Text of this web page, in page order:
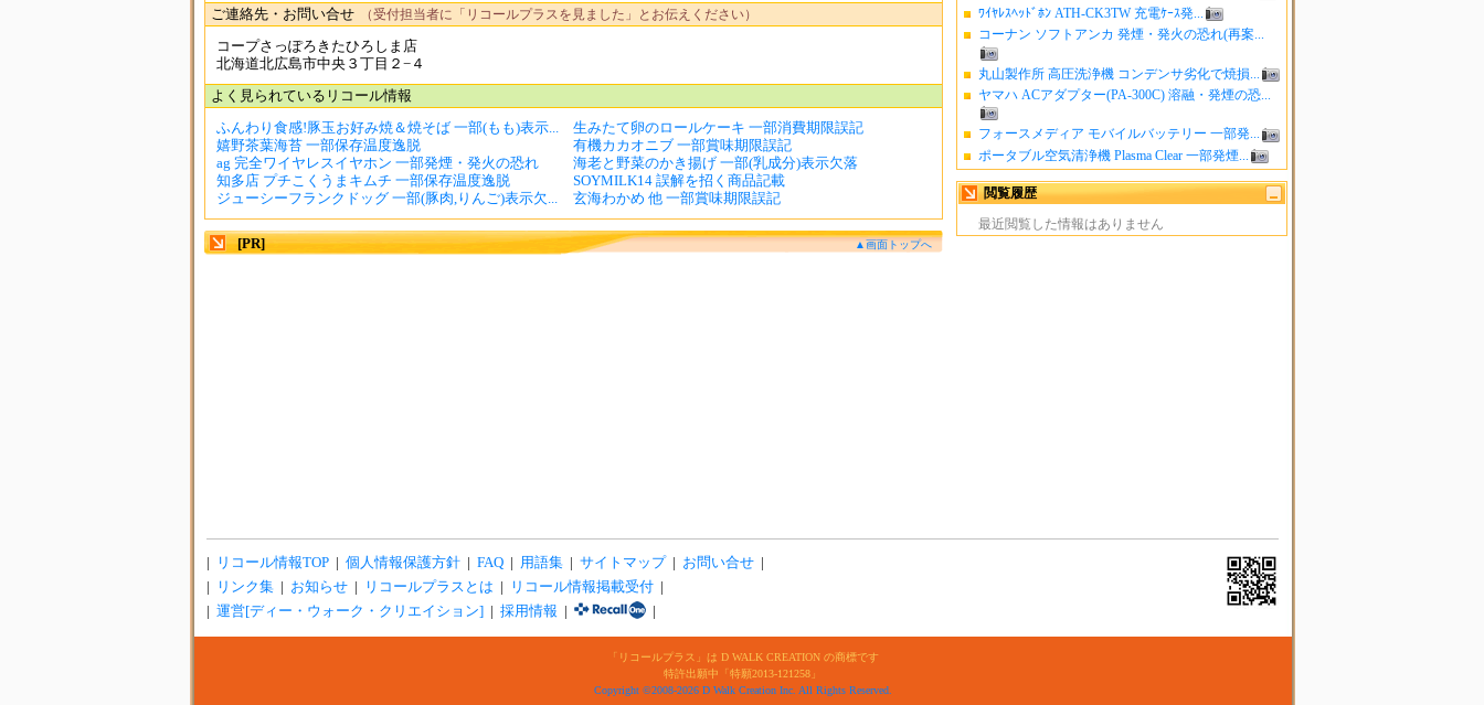
ﾜｲﾔﾚｽﾍｯﾄﾞﾎﾝ ATH-CK3TW 充電ｹｰｽ発...
コーナン ソフトアンカ 発煙・発火の恐れ(再案...
丸山製作所 高圧洗浄機 コンデンサ劣化で焼損...
ヤマハ ACアダプター(PA-300C) 溶融・発煙の恐...
フォースメディア モバイルバッテリー 一部発...
ポータブル空気清浄機 Plasma Clear 一部発煙...
閲覧履歴
最近閲覧した情報はありません
ご連絡先・お問い合せ （受付担当者に「リコールプラスを見ました」とお伝えください）
コープさっぽろきたひろしま店
北海道北広島市中央３丁目２−４
よく見られているリコール情報
ふんわり食感!豚玉お好み焼＆焼そば 一部(もも)表示...
生みたて卵のロールケーキ 一部消費期限誤記
嬉野茶葉海苔 一部保存温度逸脱
有機カカオニブ 一部賞味期限誤記
ag 完全ワイヤレスイヤホン 一部発煙・発火の恐れ
海老と野菜のかき揚げ 一部(乳成分)表示欠落
知多店 プチこくうまキムチ 一部保存温度逸脱
SOYMILK14 誤解を招く商品記載
ジューシーフランクドッグ 一部(豚肉,りんご)表示欠...
玄海わかめ 他 一部賞味期限誤記
[PR] ▲画面トップへ
リコール情報TOP 個人情報保護方針 FAQ 用語集 サイトマップ お問い合せ
リンク集 お知らせ リコールプラスとは リコール情報掲載受付
運営[ディー・ウォーク・クリエイション] 採用情報
「リコールプラス」は D WALK CREATION の商標です
特許出願中「特願2013-121258」
Copyright ©2008-2026 D Walk Creation Inc. All Rights Reserved.